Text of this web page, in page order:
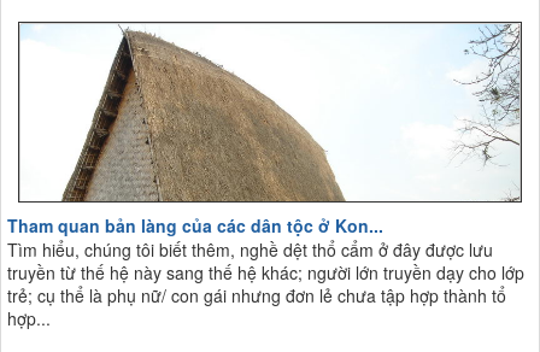
Tham quan bản làng của các dân tộc ở Kon...
Tìm hiểu, chúng tôi biết thêm, nghề dệt thổ cẩm ở đây được lưu
truyền từ thế hệ này sang thế hệ khác; người lớn truyền dạy cho lớp
trẻ; cụ thể là phụ nữ/ con gái nhưng đơn lẻ chưa tập hợp thành tổ
hợp...